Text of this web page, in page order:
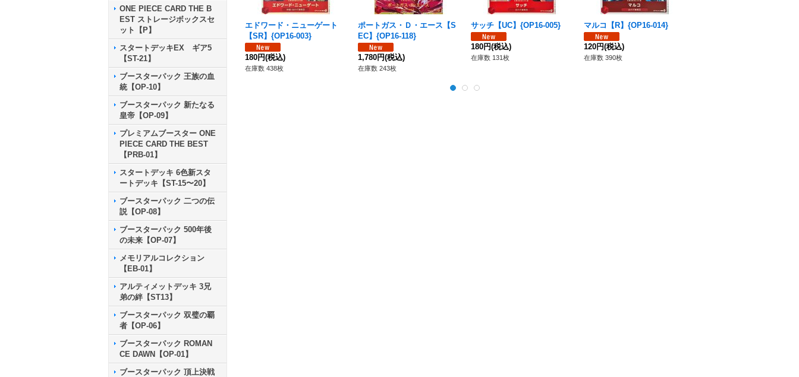
ONE PIECE CARD THE B
EST ストレージボックスセ
ット【P】
スタートデッキEX ギア5
【ST-21】
ブースターパック 王族の血
統【OP-10】
ブースターパック 新たなる
皇帝【OP-09】
プレミアムブースター ONE
PIECE CARD THE BEST
【PRB-01】
スタートデッキ 6色新スタ
ートデッキ【ST-15〜20】
ブースターパック 二つの伝
説【OP-08】
ブースターパック 500年後
の未来【OP-07】
メモリアルコレクション
【EB-01】
アルティメットデッキ 3兄
弟の絆【ST13】
ブースターパック 双璧の覇
者【OP-06】
ブースターパック ROMAN
CE DAWN【OP-01】
ブースターパック 頂上決戦
エドワード・ニューゲート
【SR】{OP16-003}
180円(税込)
在庫数 438枚
ポートガス・Ｄ・エース【S
EC】{OP16-118}
1,780円(税込)
在庫数 243枚
サッチ【UC】{OP16-005}
180円(税込)
在庫数 131枚
マルコ【R】{OP16-014}
120円(税込)
在庫数 390枚